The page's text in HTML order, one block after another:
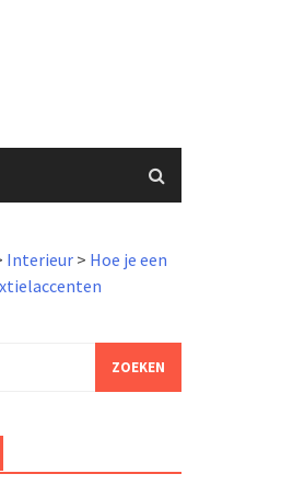
Interieur> Hoe je een